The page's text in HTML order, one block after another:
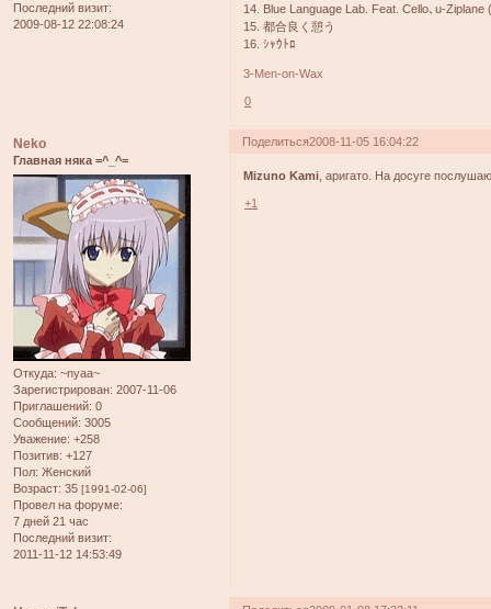
Последний визит:
2009-08-12 22:08:24
14. Blue Language Lab. Feat. Cello､u-Ziplane
15. 都合良く憩う
16. ｼｬｳﾄﾛ
3-Men-on-Wax
0
Поделиться2008-11-05 16:04:22
Neko
Главная няка =^_^=
Откуда: ~nyaa~
Зарегистрирован: 2007-11-06
Приглашений: 0
Сообщений: 3005
Уважение: +258
Позитив: +127
Пол: Женский
Возраст: 35 [1991-02-06]
Провел на форуме:
7 дней 21 час
Последний визит:
2011-11-12 14:53:49
Mizuno Kami , аригато. На досуге
+1